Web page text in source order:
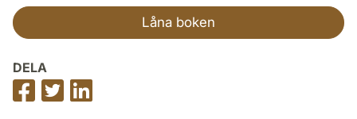
Låna boken
DELA
Dela
på
Dela
på
på